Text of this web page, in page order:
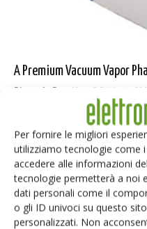
Per fornire le migliori
utilizziamo tecnologie come
accedere alle informazioni
tecnologie permetterà a noi
dati personali come il
o gli ID univoci su questo
personalizzati. Non
A Premium Vacuum Vapor
Riccardo Busetto 2 Febbraio
Selezione di elettronica